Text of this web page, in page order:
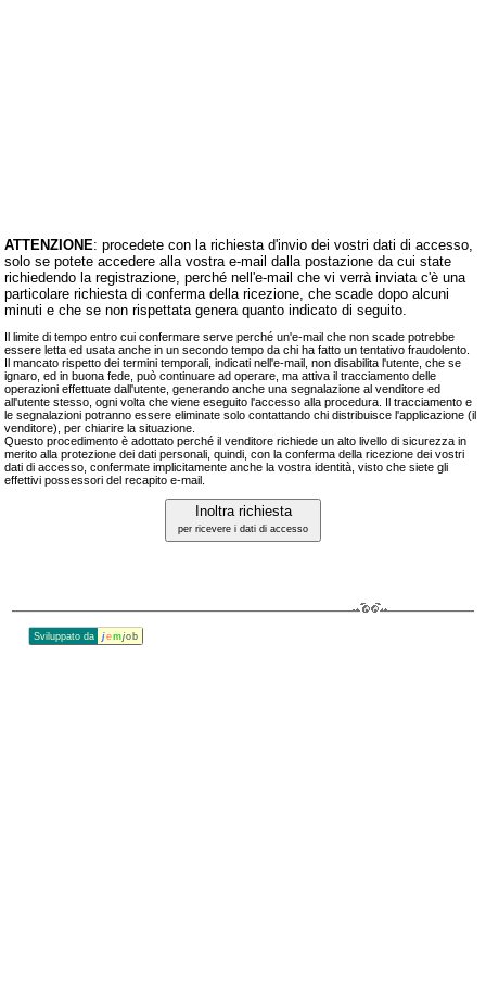
ATTENZIONE: procedete con la richiesta d'invio dei vostri dati di accesso,
solo se potete accedere alla vostra e‑mail dalla postazione da cui state
richiedendo la registrazione, perché nell'e‑mail che vi verrà inviata c'è una
particolare richiesta di conferma della ricezione, che scade dopo alcuni
minuti e che se non rispettata genera quanto indicato di seguito.
Il limite di tempo entro cui confermare serve perché un'e‑mail che non scade potrebbe
essere letta ed usata anche in un secondo tempo da chi ha fatto un tentativo fraudolento.
Il mancato rispetto dei termini temporali, indicati nell'e‑mail, non disabilita l'utente, che se
ignaro, ed in buona fede, può continuare ad operare, ma attiva il tracciamento delle
operazioni effettuate dall'utente, generando anche una segnalazione al venditore ed
all'utente stesso, ogni volta che viene eseguito l'accesso alla procedura. Il tracciamento e
le segnalazioni potranno essere eliminate solo contattando chi distribuisce l'applicazione (il
venditore), per chiarire la situazione.
Questo procedimento è adottato perché il venditore richiede un alto livello di sicurezza in
merito alla protezione dei dati personali, quindi, con la conferma della ricezione dei vostri
dati di accesso, confermate implicitamente anche la vostra identità, visto che siete gli
effettivi possessori del recapito e‑mail.
Inoltra richiesta
per ricevere i dati di accesso
Sviluppato da jemjob